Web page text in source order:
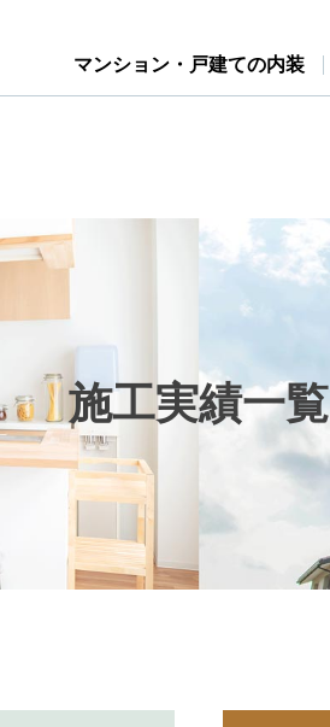
マンション・戸建ての内装
施工実績一覧